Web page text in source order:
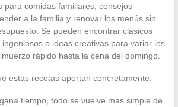
para comidas familiares, consejos
a la familia y renovar los menús sin
Se pueden encontrar clásicos
o ideas creativas para variar los
rápido hasta la cena del domingo.
estas recetas aportan concretamente:
tiempo, todo se vuelve más simple de